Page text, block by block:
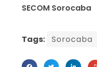
SECOM Sorocaba
Tags: Sorocaba